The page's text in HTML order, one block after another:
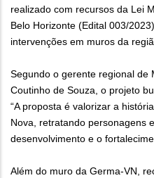
realizado com recursos da Lei
Belo Horizonte (Edital 003/
intervenções em muros da
Segundo o gerente regional de
Coutinho de Souza, o projeto
“A proposta é valorizar a
Nova, retratando personagens
desenvolvimento e o
Além do muro da Germa-VN,